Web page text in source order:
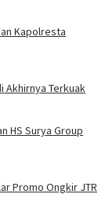
Kapolresta
Akhirnya Terkuak
HS Surya Group
Promo Ongkir JTR